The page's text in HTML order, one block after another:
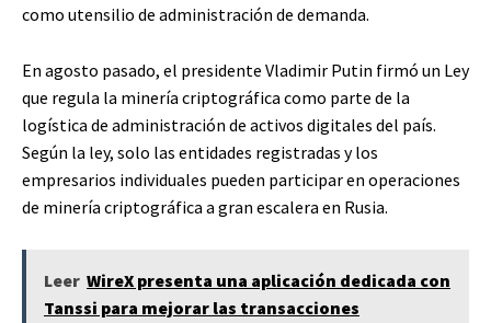
como utensilio de administración de demanda.
En agosto pasado, el presidente Vladimir Putin firmó un Ley
que regula la minería criptográfica como parte de la
logística de administración de activos digitales del país.
Según la ley, solo las entidades registradas y los
empresarios individuales pueden participar en operaciones
de minería criptográfica a gran escalera en Rusia.
Leer WireX presenta una aplicación dedicada con
Tanssi para mejorar las transacciones